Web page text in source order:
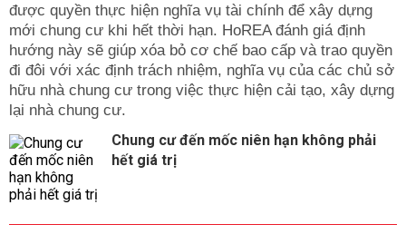
được quyền thực hiện nghĩa vụ tài chính để xây dựng
mới chung cư khi hết thời hạn. HoREA đánh giá định
hướng này sẽ giúp xóa bỏ cơ chế bao cấp và trao quyền
đi đôi với xác định trách nhiệm, nghĩa vụ của các chủ sở
hữu nhà chung cư trong việc thực hiện cải tạo, xây dựng
lại nhà chung cư.
Chung cư đến mốc niên hạn không phải
hết giá trị